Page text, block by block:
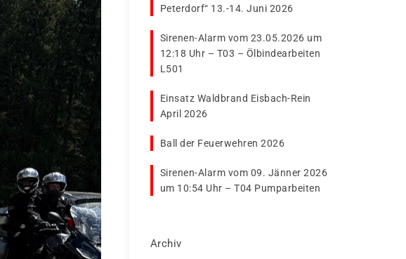
Peterdorf“ 13.-14. Juni 2026
Sirenen-Alarm vom 23.05.2026 um
12:18 Uhr – T03 – Ölbindearbeiten
L501
Einsatz Waldbrand Eisbach-Rein
April 2026
Ball der Feuerwehren 2026
Sirenen-Alarm vom 09. Jänner 2026
um 10:54 Uhr – T04 Pumparbeiten
Archiv